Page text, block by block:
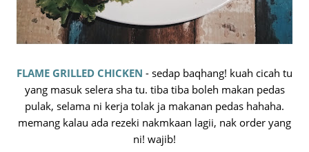
FLAME GRILLED CHICKEN - sedap baqhang! kuah cicah tu
yang masuk selera sha tu. tiba tiba boleh makan pedas
pulak, selama ni kerja tolak ja makanan pedas hahaha.
memang kalau ada rezeki nakmkaan lagii, nak order yang
ni! wajib!